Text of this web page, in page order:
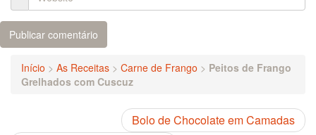
Início > As Receitas > Carne de Frango > Peitos de Frango
Grelhados com Cuscuz
Bolo de Chocolate em Camadas